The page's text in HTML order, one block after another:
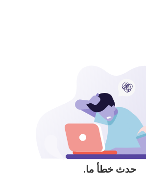
حدث خطأ ما.